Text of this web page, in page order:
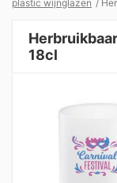
plastic wijnglazen /
18cl